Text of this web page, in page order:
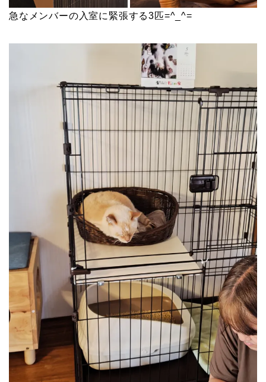
急なメンバーの入室に緊張する3匹=^_^=